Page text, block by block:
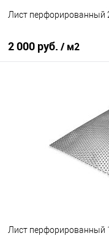
Лист перфорированный
2 000 руб. / м2
Купить в 1 клик
В избранное
Лист перфорированный